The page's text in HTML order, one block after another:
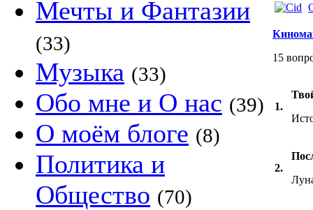
Мечты и Фантазии
(33)
Музыка (33)
Обо мне и О нас (39)
О моём блоге (8)
Политика и
Общество (70)
15
1.
2.